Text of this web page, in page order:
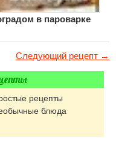
в пароварке
Следующий рецепт →
рецепты
блюда